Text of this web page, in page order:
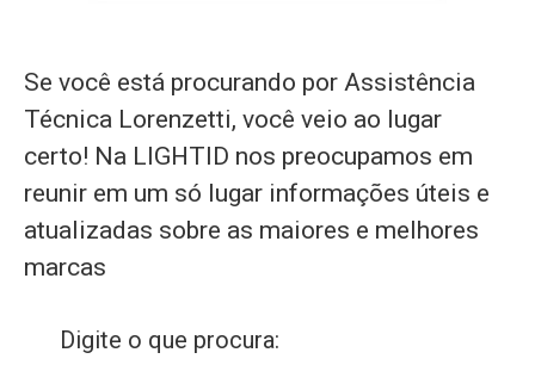
Se você está procurando por Assistência
Técnica Lorenzetti, você veio ao lugar
certo! Na LIGHTID nos preocupamos em
reunir em um só lugar informações úteis e
atualizadas sobre as maiores e melhores
marcas
Digite o que procura: